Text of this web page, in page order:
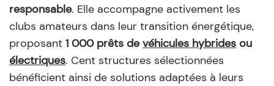
responsable. Elle accompagne activement les
clubs amateurs dans leur transition énergétique,
proposant 1 000 prêts devéhicules hybrides ou
électriques. Cent structures sélectionnées
bénéficient ainsi de solutions adaptées à leurs